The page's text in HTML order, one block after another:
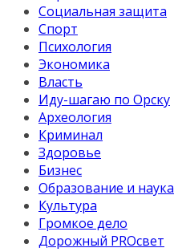
Социальная защита
Спорт
Психология
Экономика
Власть
Иду-шагаю по Орску
Археология
Криминал
Здоровье
Бизнес
Образование и наука
Культура
Громкое дело
Дорожный PROсвет